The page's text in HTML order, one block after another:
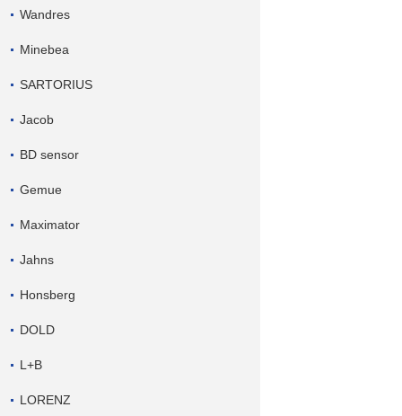
Wandres
Minebea
SARTORIUS
Jacob
BD sensor
Gemue
Maximator
Jahns
Honsberg
DOLD
L+B
LORENZ